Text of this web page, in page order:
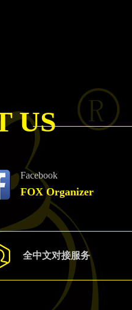
US
Facebook
FOX Organizer
全中文对接服务